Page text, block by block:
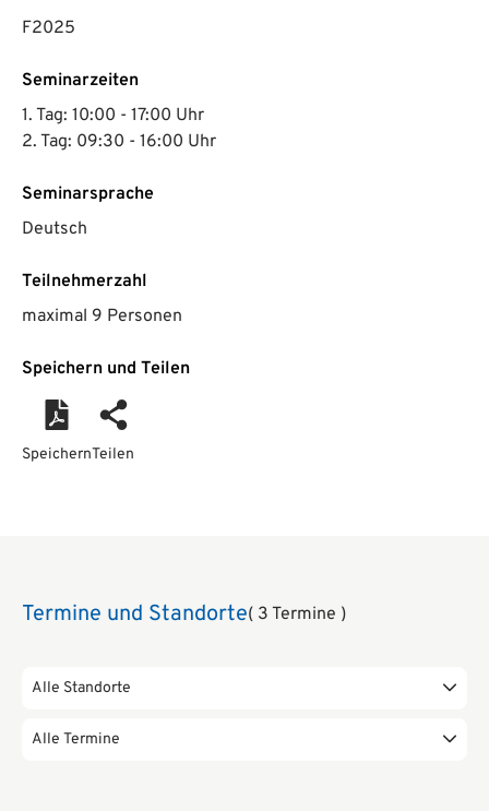
F2025
Seminarzeiten
1. Tag: 10:00 - 17:00 Uhr
2. Tag: 09:30 - 16:00 Uhr
Seminarsprache
Deutsch
Teilnehmerzahl
maximal 9 Personen
Speichern und Teilen
SpeichernTeilen
Termine und Standorte( 3 Termine )
Alle Standorte
Alle Termine